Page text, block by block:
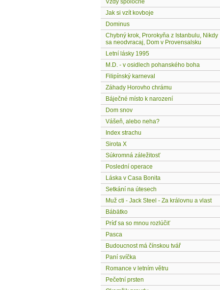
Vždy spoločne
Jak si vzít kovboje
Dominus
Chybný krok, Prorokyňa z Istanbulu, Nikdy
sa neodvracaj, Dom v Provensalsku
Letní lásky 1995
M.D. - v osidlech pohanského boha
Filipínský karneval
Záhady Horovho chrámu
Báječné místo k narození
Dom snov
Vášeň, alebo neha?
Index strachu
Sirota X
Súkromná záležitosť
Poslední operace
Láska v Casa Bonita
Setkání na útesech
Muž cti - Jack Steel - Za královnu a vlast
Bábätko
Príď sa so mnou rozlúčiť
Pasca
Budoucnost má čínskou tvář
Paní svíčka
Romance v letním větru
Pečetní prsten